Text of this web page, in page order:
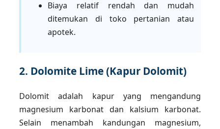
Biaya relatif rendah dan mudah
ditemukan di toko pertanian atau
apotek.
2. Dolomite Lime (Kapur Dolomit)
Dolomit adalah kapur yang mengandung
magnesium karbonat dan kalsium karbonat.
Selain menambah kandungan magnesium,